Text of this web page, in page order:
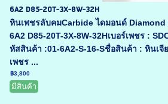
6A2 D85-20T-3X-8W-32H
หินเพชรลับคมCarbide ไดมอนด์
6A2 D85-20T-3X-8W-32Hเบอร์เพชร :
หัสสินค้า :01-6A2-S-16-Sชื่อสินค้า : หินเจี
เพชร ...
฿3,800
มีสินค้า